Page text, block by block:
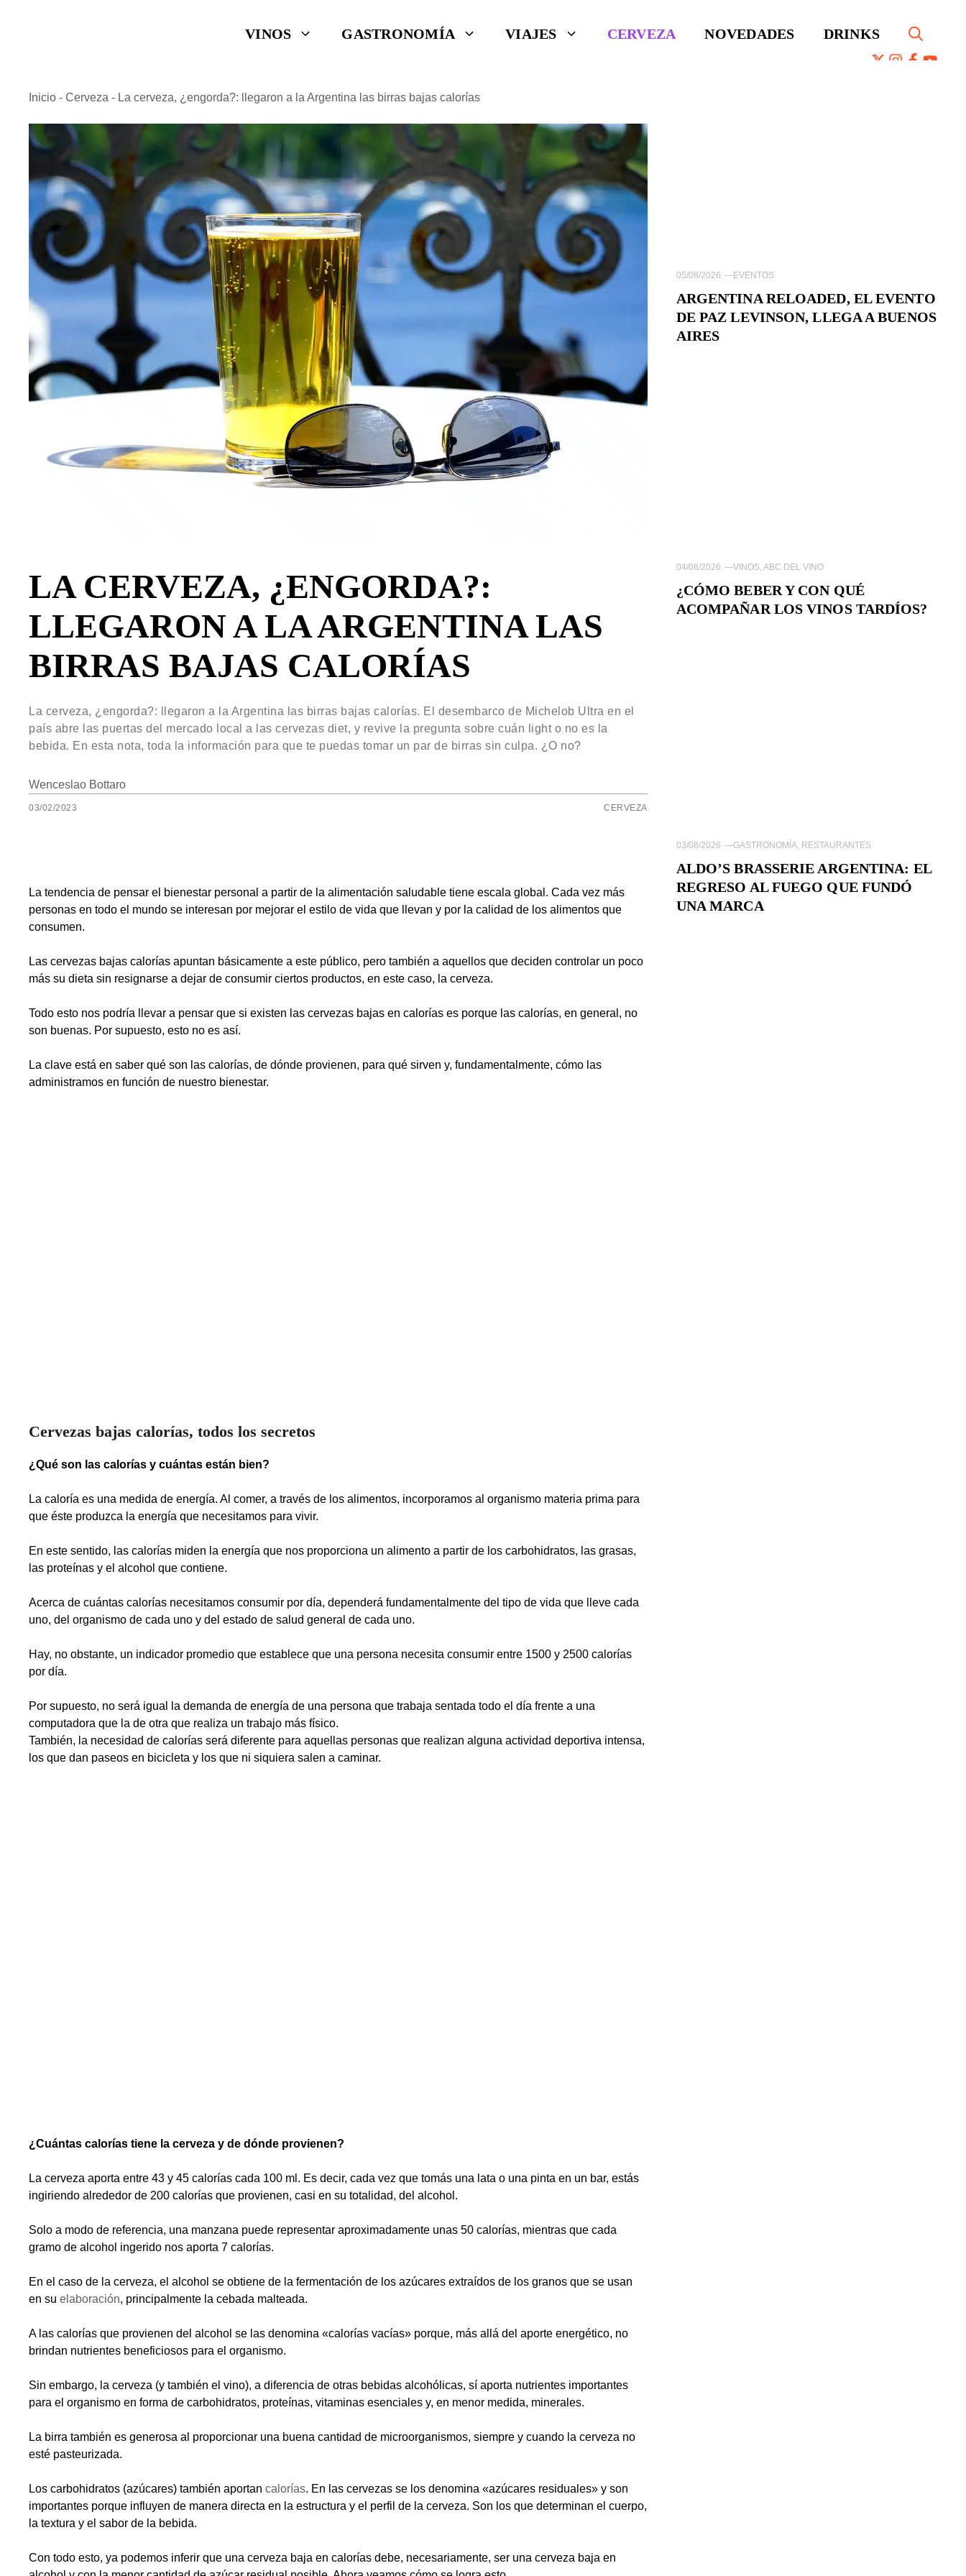
VINOS GASTRONOMÍA VIAJES CERVEZA NOVEDADES DRINKS
Inicio - Cerveza - La cerveza, ¿engorda?: llegaron a la Argentina las birras bajas calorías
LA CERVEZA, ¿ENGORDA?:
LLEGARON A LA ARGENTINA LAS
BIRRAS BAJAS CALORÍAS
La cerveza, ¿engorda?: llegaron a la Argentina las birras bajas calorías. El desembarco de Michelob Ultra en el
país abre las puertas del mercado local a las cervezas diet, y revive la pregunta sobre cuán light o no es la
bebida. En esta nota, toda la información para que te puedas tomar un par de birras sin culpa. ¿O no?
Wenceslao Bottaro
03/02/2023 CERVEZA
La tendencia de pensar el bienestar personal a partir de la alimentación saludable tiene escala global. Cada vez más
personas en todo el mundo se interesan por mejorar el estilo de vida que llevan y por la calidad de los alimentos que
consumen.
Las cervezas bajas calorías apuntan básicamente a este público, pero también a aquellos que deciden controlar un poco
más su dieta sin resignarse a dejar de consumir ciertos productos, en este caso, la cerveza.
Todo esto nos podría llevar a pensar que si existen las cervezas bajas en calorías es porque las calorías, en general, no
son buenas. Por supuesto, esto no es así.
La clave está en saber qué son las calorías, de dónde provienen, para qué sirven y, fundamentalmente, cómo las
administramos en función de nuestro bienestar.
Cervezas bajas calorías, todos los secretos
¿Qué son las calorías y cuántas están bien?
La caloría es una medida de energía. Al comer, a través de los alimentos, incorporamos al organismo materia prima para
que éste produzca la energía que necesitamos para vivir.
En este sentido, las calorías miden la energía que nos proporciona un alimento a partir de los carbohidratos, las grasas,
las proteínas y el alcohol que contiene.
Acerca de cuántas calorías necesitamos consumir por día, dependerá fundamentalmente del tipo de vida que lleve cada
uno, del organismo de cada uno y del estado de salud general de cada uno.
Hay, no obstante, un indicador promedio que establece que una persona necesita consumir entre 1500 y 2500 calorías
por día.
Por supuesto, no será igual la demanda de energía de una persona que trabaja sentada todo el día frente a una
computadora que la de otra que realiza un trabajo más físico.
También, la necesidad de calorías será diferente para aquellas personas que realizan alguna actividad deportiva intensa,
los que dan paseos en bicicleta y los que ni siquiera salen a caminar.
¿Cuántas calorías tiene la cerveza y de dónde provienen?
La cerveza aporta entre 43 y 45 calorías cada 100 ml. Es decir, cada vez que tomás una lata o una pinta en un bar, estás
ingiriendo alrededor de 200 calorías que provienen, casi en su totalidad, del alcohol.
Solo a modo de referencia, una manzana puede representar aproximadamente unas 50 calorías, mientras que cada
gramo de alcohol ingerido nos aporta 7 calorías.
En el caso de la cerveza, el alcohol se obtiene de la fermentación de los azúcares extraídos de los granos que se usan
en su elaboración, principalmente la cebada malteada.
A las calorías que provienen del alcohol se las denomina «calorías vacías» porque, más allá del aporte energético, no
brindan nutrientes beneficiosos para el organismo.
Sin embargo, la cerveza (y también el vino), a diferencia de otras bebidas alcohólicas, sí aporta nutrientes importantes
para el organismo en forma de carbohidratos, proteínas, vitaminas esenciales y, en menor medida, minerales.
La birra también es generosa al proporcionar una buena cantidad de microorganismos, siempre y cuando la cerveza no
esté pasteurizada.
Los carbohidratos (azúcares) también aportan calorías. En las cervezas se los denomina «azúcares residuales» y son
importantes porque influyen de manera directa en la estructura y el perfil de la cerveza. Son los que determinan el cuerpo,
la textura y el sabor de la bebida.
Con todo esto, ya podemos inferir que una cerveza baja en calorías debe, necesariamente, ser una cerveza baja en
05/08/2026 —EVENTOS
ARGENTINA RELOADED, EL EVENTO
DE PAZ LEVINSON, LLEGA A BUENOS
AIRES
04/08/2026 —VINOS, ABC DEL VINO
¿CÓMO BEBER Y CON QUÉ
ACOMPAÑAR LOS VINOS TARDÍOS?
03/08/2026 —GASTRONOMÍA, RESTAURANTES
ALDO’S BRASSERIE ARGENTINA: EL
REGRESO AL FUEGO QUE FUNDÓ
UNA MARCA